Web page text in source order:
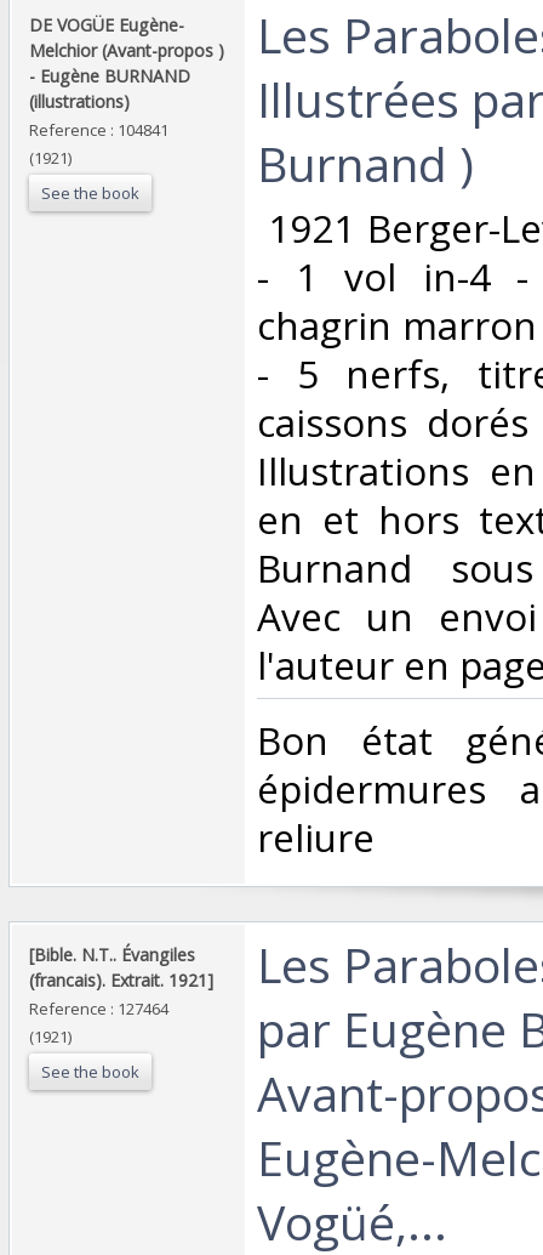
‎DE VOGÜE Eugène-
Melchior (Avant-propos )
- Eugène BURNAND
(illustrations)‎
Reference : 104841
(1921)
See the book
‎Les
Illustrées
Burnand ) ‎
1921 Berger-
- 1 vol in-4 -
chagrin
- 5 nerfs,
caissons
Illustrations
en et hors
Burnand
Avec un
l'auteur en
‎Bon état
épidermures
reliure ‎
‎[Bible. N.T.. Évangiles
(francais). Extrait. 1921]‎
Reference : 127464
(1921)
See the book
‎Les
par Eugène
Avant-
Eugène-
Vogüé,...‎